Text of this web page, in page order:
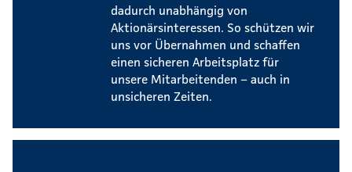
dadurch unabhängig von
Aktionärsinteressen. So schützen wir
uns vor Übernahmen und schaffen
einen sicheren Arbeitsplatz für
unsere Mitarbeitenden – auch in
unsicheren Zeiten.